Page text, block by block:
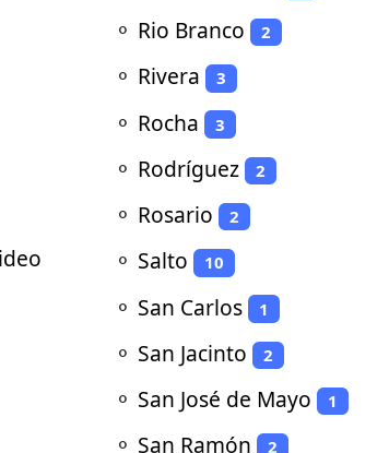
⚬ Rio Branco 2
⚬ Rivera 3
⚬ Rocha 3
⚬ Rodríguez 2
⚬ Rosario 2
⚬ Salto 10
⚬ San Carlos 1
⚬ San Jacinto 2
⚬ San José de Mayo 1
⚬ San Ramón 2